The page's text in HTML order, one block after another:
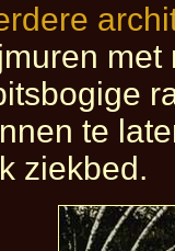
met
te
ziekbed.